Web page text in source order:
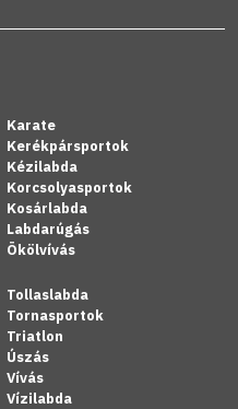
Karate
Kerékpársportok
Kézilabda
Korcsolyasportok
Kosárlabda
Labdarúgás
Ökölvívás
Tollaslabda
Tornasportok
Triatlon
Úszás
Vívás
Vízilabda